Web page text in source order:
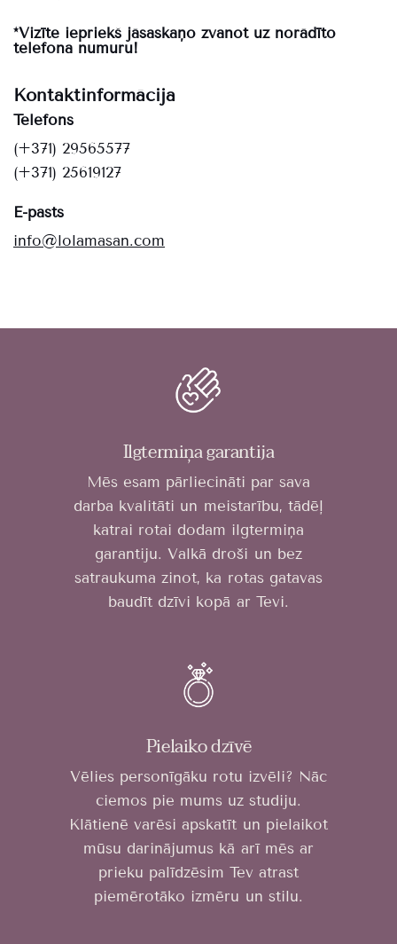
*Vizīte iepriekš jāsaskaņo zvanot uz norādīto
telefona numuru!
Kontaktinformācija
Telefons
(+371) 29565577
(+371) 25619127
E-pasts
info@lolamasan.com
Ilgtermiņa garantija
Mēs esam pārliecināti par sava
darba kvalitāti un meistarību, tādēļ
katrai rotai dodam ilgtermiņa
garantiju. Valkā droši un bez
satraukuma zinot, ka rotas gatavas
baudīt dzīvi kopā ar Tevi.
Pielaiko dzīvē
Vēlies personīgāku rotu izvēli? Nāc
ciemos pie mums uz studiju.
Klātienē varēsi apskatīt un pielaikot
mūsu darinājumus kā arī mēs ar
prieku palīdzēsim Tev atrast
piemērotāko izmēru un stilu.